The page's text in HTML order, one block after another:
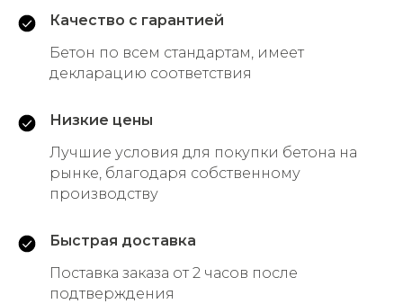
Качество с гарантией
Бетон по всем стандартам, имеет
декларацию соответствия
Низкие цены
Лучшие условия для покупки бетона на
рынке, благодаря собственному
производству
Быстрая доставка
Поставка заказа от 2 часов после
подтверждения